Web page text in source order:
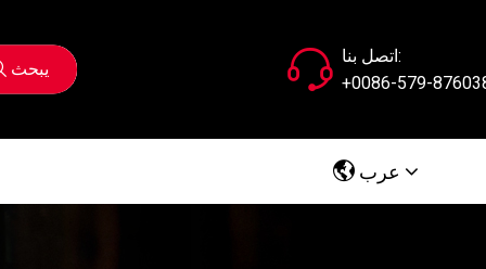
يبحث
اتصل بنا:
+0086-579-